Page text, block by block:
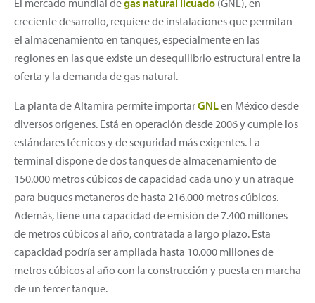
creciente desarrollo, requiere de instalaciones que permitan
el almacenamiento en tanques, especialmente en las
regiones en las que existe un desequilibrio estructural entre la
oferta y la demanda de gas natural.
La planta de Altamira permite importarGNLen México desde
diversos orígenes. Está en operación desde 2006 y cumple los
estándares técnicos y de seguridad más exigentes. La
terminal dispone de dos tanques de almacenamiento de
150.000 metros cúbicos de capacidad cada uno y un atraque
para buques metaneros de hasta 216.000 metros cúbicos.
Además, tiene una capacidad de emisión de 7.400 millones
de metros cúbicos al año, contratada a largo plazo. Esta
capacidad podría ser ampliada hasta 10.000 millones de
metros cúbicos al año con la construcción y puesta en marcha
de un tercer tanque.